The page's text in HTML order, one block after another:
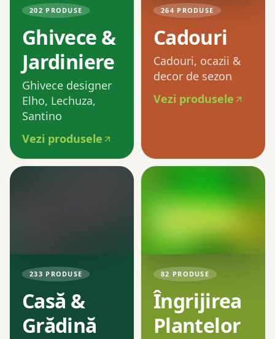
202 PRODUSE
Ghivece &
Jardiniere
Ghivece designer
Elho, Lechuza,
Santino
Vezi produsele
264 PRODUSE
Cadouri
Cadouri, ocazii &
decor de sezon
Vezi produsele
233 PRODUSE
Casă &
Grădină
82 PRODUSE
Îngrijirea
Plantelor